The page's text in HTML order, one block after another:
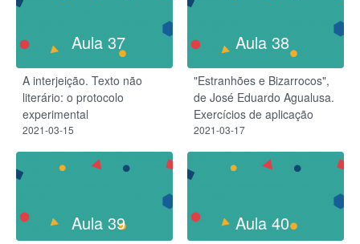
Aula 37
A interjeição. Texto não
literário: o protocolo
experimental
2021-03-15
Aula 38
"Estranhões e Bizarrocos",
de José Eduardo Agualusa.
Exercícios de aplicação
2021-03-17
Aula 39 Aula 40